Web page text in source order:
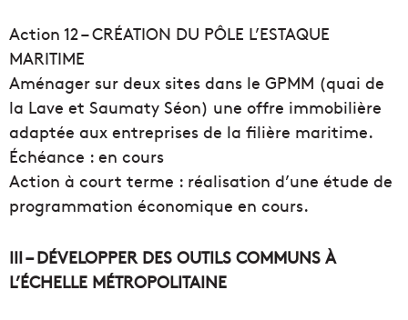
Action 12 – CRÉATION DU PÔLE L’ESTAQUE
MARITIME
Aménager sur deux sites dans le GPMM (quai de
la Lave et Saumaty Séon) une offre immobilière
adaptée aux entreprises de la filière maritime.
Échéance : en cours
Action à court terme : réalisation d’une étude de
programmation économique en cours.
III – DÉVELOPPER DES OUTILS COMMUNS À
L’ÉCHELLE MÉTROPOLITAINE